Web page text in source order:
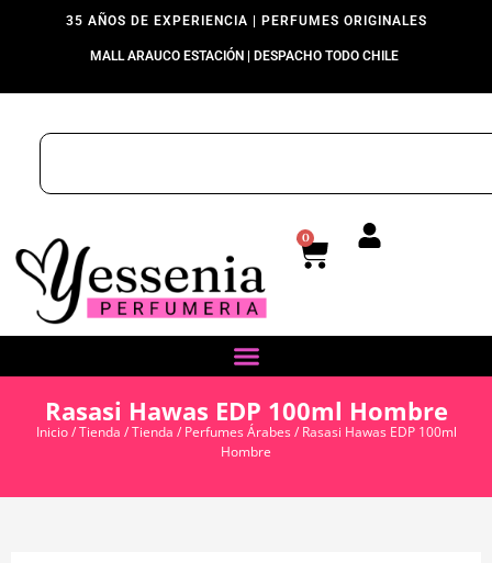
35 AÑOS DE EXPERIENCIA | PERFUMES ORIGINALES
MALL ARAUCO ESTACIÓN | DESPACHO TODO CHILE
0
Rasasi Hawas EDP 100ml Hombre
Inicio/Tienda /Tienda / Perfumes Árabes/ Rasasi Hawas EDP 100ml
Hombre